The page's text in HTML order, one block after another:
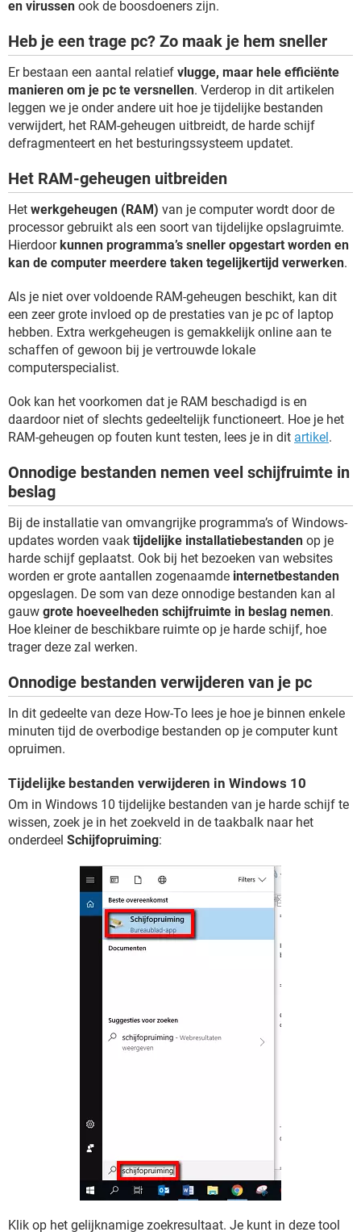
en virussen ook de boosdoeners zijn.
Heb je een trage pc? Zo maak je hem sneller
Er bestaan een aantal relatief vlugge, maar hele efficiënte
manieren om je pc te versnellen. Verderop in dit artikelen
leggen we je onder andere uit hoe je tijdelijke bestanden
verwijdert, het RAM-geheugen uitbreidt, de harde schijf
defragmenteert en het besturingssysteem updatet.
Het RAM-geheugen uitbreiden
Het werkgeheugen (RAM) van je computer wordt door de
processor gebruikt als een soort van tijdelijke opslagruimte.
Hierdoorkunnen programma’s sneller opgestart worden en
kan de computer meerdere taken tegelijkertijd verwerken.
Als je niet over voldoende RAM-geheugen beschikt, kan dit
een zeer grote invloed op de prestaties van je pc of laptop
hebben. Extra werkgeheugen is gemakkelijk online aan te
schaffen of gewoon bij je vertrouwde lokale
computerspecialist.
Ook kan het voorkomen dat je RAM beschadigd is en
daardoor niet of slechts gedeeltelijk functioneert. Hoe je het
RAM-geheugen op fouten kunt testen, lees je in dit artikel.
Onnodige bestanden nemen veel schijfruimte in
beslag
Bij de installatie van omvangrijke programma’s of Windows-
updates worden vaak tijdelijke installatiebestanden op je
harde schijf geplaatst. Ook bij het bezoeken van websites
worden er grote aantallen zogenaamde internetbestanden
opgeslagen. De som van deze onnodige bestanden kan al
gauw grote hoeveelheden schijfruimte in beslag nemen.
Hoe kleiner de beschikbare ruimte op je harde schijf, hoe
trager deze zal werken.
Onnodige bestanden verwijderen van je pc
In dit gedeelte van deze How-To lees je hoe je binnen enkele
minuten tijd de overbodige bestanden op je computer kunt
opruimen.
Tijdelijke bestanden verwijderen in Windows 10
Om in Windows 10 tijdelijke bestanden van je harde schijf te
wissen, zoek je in het zoekveld in de taakbalk naar het
onderdeel Schijfopruiming:
Klik op het gelijknamige zoekresultaat. Je kunt in deze tool